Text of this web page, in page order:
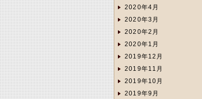
2020年4月
2020年3月
2020年2月
2020年1月
2019年12月
2019年11月
2019年10月
2019年9月